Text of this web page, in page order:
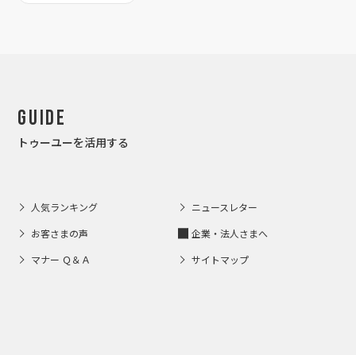
Guide
トゥーユーを活用する
人気ランキング ニュースレター
お客さまの声 企業・法人さまへ
マナー Ｑ＆Ａ サイトマップ